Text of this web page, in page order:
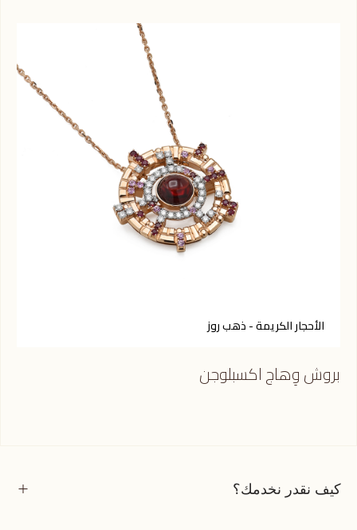
الأحجار الكريمة - ذهب روز
بروش وِهاج اكسبلوجن
كيف نقدر نخدمك؟